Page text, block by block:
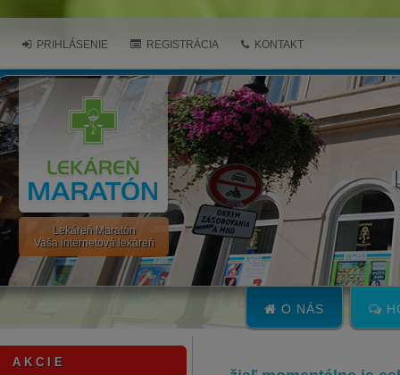
Lekáreň Maratón
Vaša internetová lekáreň
PRIHLÁSENIE REGISTRÁCIA KONTAKT
O NÁS
A K C I E